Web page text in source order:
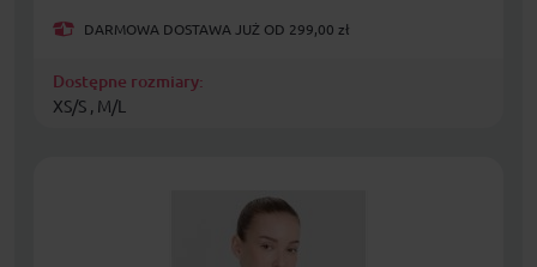
DARMOWA DOSTAWA JUŻ OD 299,00 zł
Dostępne rozmiary:
XS/S , M/L